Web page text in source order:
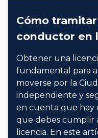
Cómo
conductor en
Obtener una
fundamental para
moverse por la
independiente y
en cuenta que hay
que debes cumplir
licencia. En este